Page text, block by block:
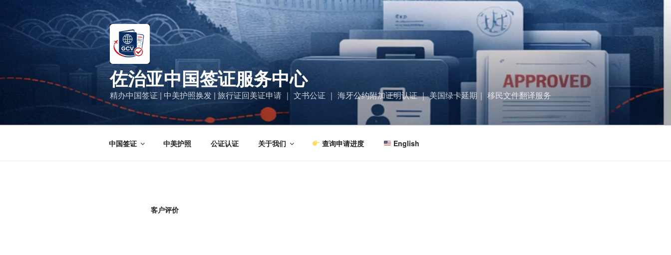
佐治亚中国签证服务中心
精办中国签证 | 中美护照换发 | 旅行证回美证申请 ｜ 文书公证 ｜ 海牙公约附加证明认证 ｜ 美国绿卡延期｜ 移民文件翻译服务
中国签证 中美护照 公证认证 关于我们 查询申请进度 English
客户评价